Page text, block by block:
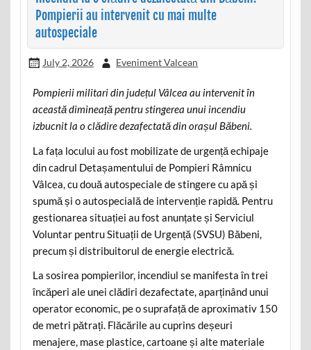
Pompierii au intervenit cu mai multe
autospeciale
July 2, 2026 Eveniment Valcean
Pompierii militari din județul Vâlcea au intervenit în
această dimineață pentru stingerea unui incendiu
izbucnit la o clădire dezafectată din orașul Băbeni.
La fața locului au fost mobilizate de urgență echipaje
din cadrul Detașamentului de Pompieri Râmnicu
Vâlcea, cu două autospeciale de stingere cu apă și
spumă și o autospecială de intervenție rapidă. Pentru
gestionarea situației au fost anunțate și Serviciul
Voluntar pentru Situații de Urgență (SVSU) Băbeni,
precum și distribuitorul de energie electrică.
La sosirea pompierilor, incendiul se manifesta în trei
încăperi ale unei clădiri dezafectate, aparținând unui
operator economic, pe o suprafață de aproximativ 150
de metri pătrați. Flăcările au cuprins deșeuri
menajere, mase plastice, cartoane și alte materiale